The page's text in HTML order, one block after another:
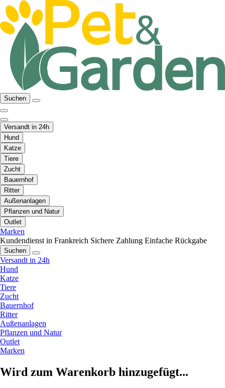
Suchen
Versandt in 24h
Hund
Katze
Tiere
Zucht
Bauernhof
Ritter
Außenanlagen
Pflanzen und Natur
Outlet
Marken
Kundendienst in Frankreich Sichere Zahlung Einfache Rückgabe
Suchen
Versandt in 24h
Hund
Katze
Tiere
Zucht
Bauernhof
Ritter
Außenanlagen
Pflanzen und Natur
Outlet
Marken
Wird zum Warenkorb hinzugefügt...